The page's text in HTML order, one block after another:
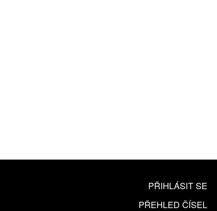
PŘIHLÁSIT SE
PŘEHLED ČÍSEL